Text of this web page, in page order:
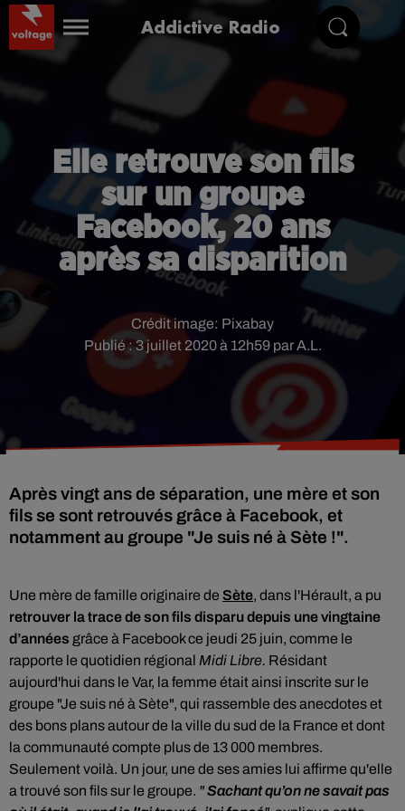
Addictive Radio
Elle retrouve son fils
sur un groupe
Facebook, 20 ans
après sa disparition
Publié : 3 juillet 2020 à 12h59 par A.L.
Crédit image: Pixabay
Après vingt ans de séparation, une mère et son
fils se sont retrouvés grâce à Facebook, et
notamment au groupe "Je suis né à Sète !".
Une mère de famille originaire de Sète, dans l'Hérault, a pu
retrouver la trace de son fils disparudepuis une vingtaine
d’années grâce à Facebook ce jeudi 25 juin, comme le
rapporte le quotidien régional Midi Libre. Résidant
aujourd'hui dans le Var, la femme était ainsi inscrite sur le
groupe "Je suis né à Sète", qui rassemble des anecdotes et
des bons plans autour de la ville du sud de la France et dont
la communauté compte plus de 13 000 membres.
Seulement voilà. Un jour, une de ses amies lui affirme qu'elle
a trouvé son fils sur le groupe. "Sachant qu’on ne savait pas